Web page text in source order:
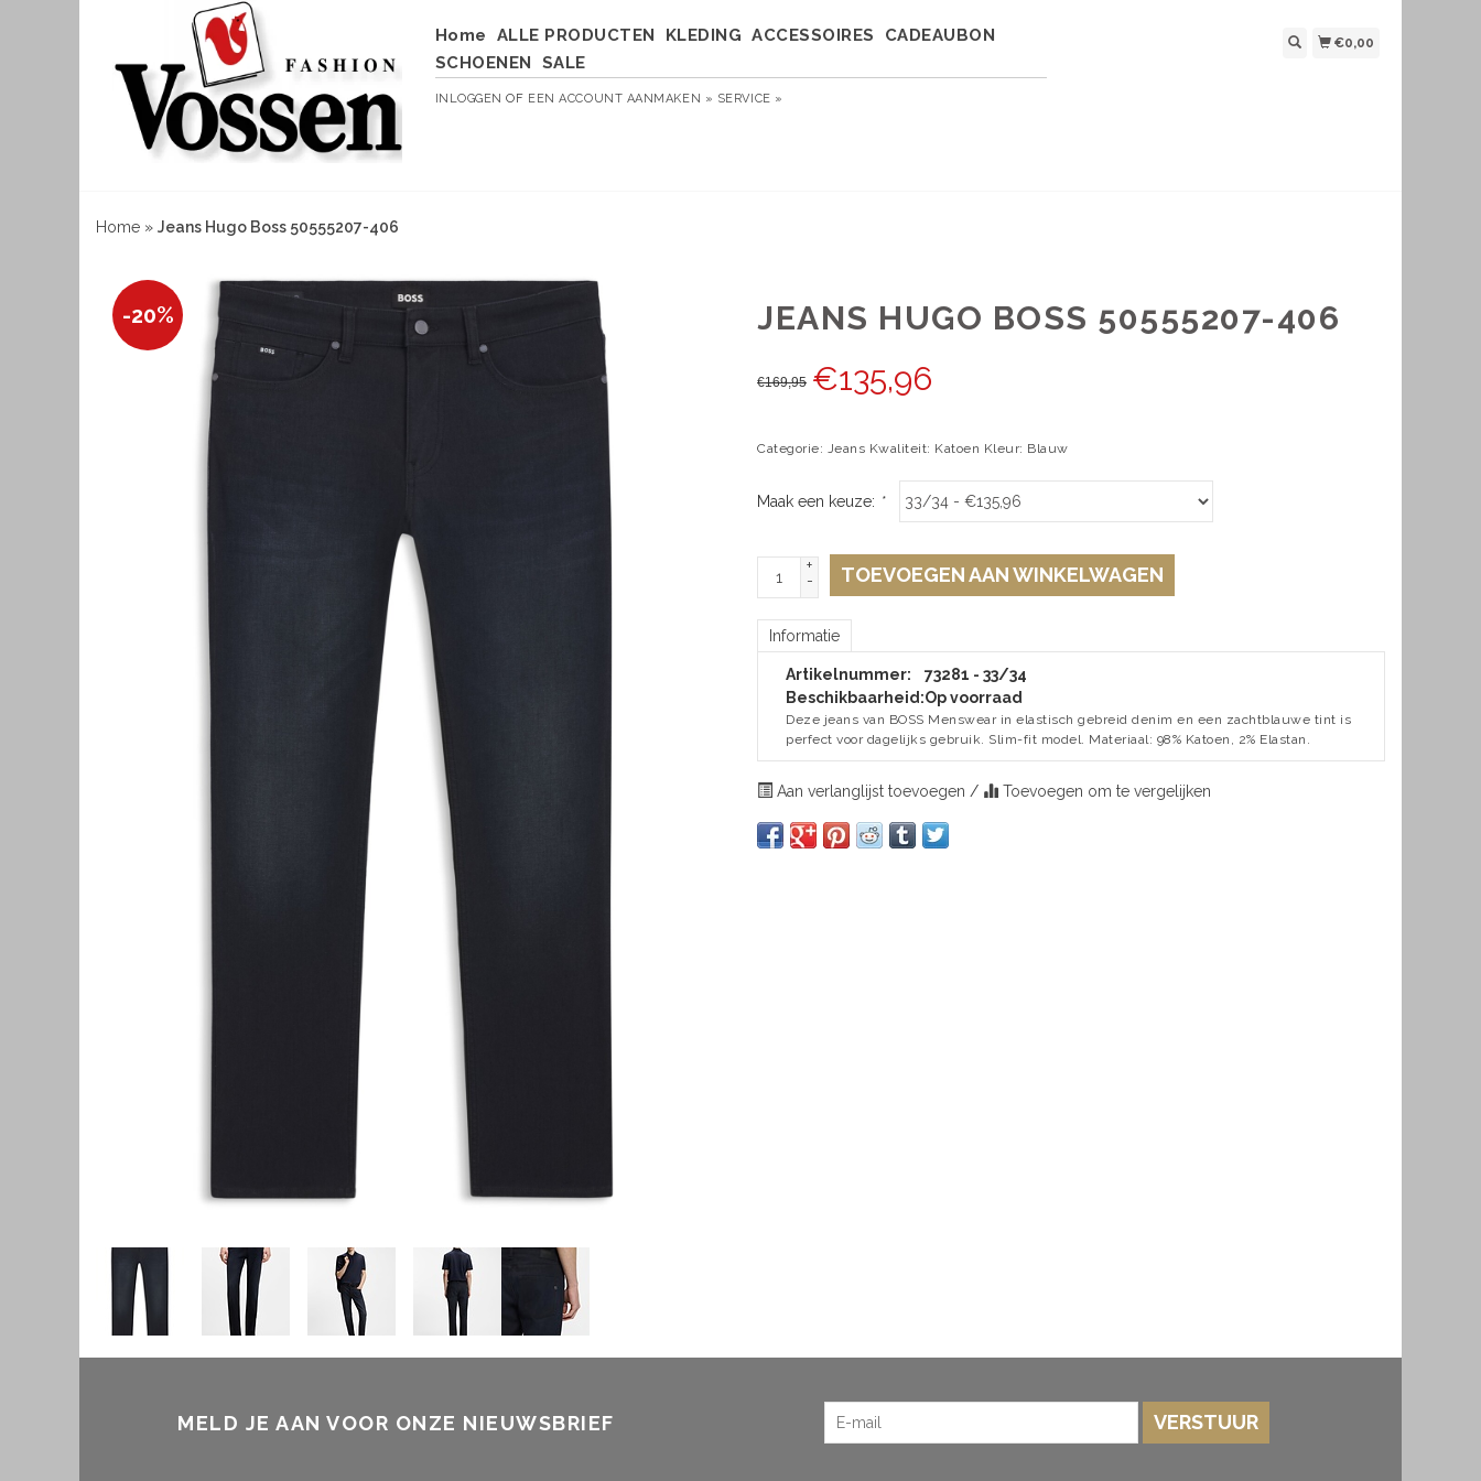
Home ALLE PRODUCTEN KLEDING ACCESSOIRES
CADEAUBON
SCHOENEN
SALE
INLOGGEN OF EEN ACCOUNT AANMAKEN » SERVICE »
€0,00
Home » Jeans Hugo Boss 50555207-406
-20% JEANS HUGO BOSS 50555207-406
€169,95 €135,96
Categorie: Jeans Kwaliteit: Katoen Kleur: Blauw
Maak een keuze: *
+
-
TOEVOEGEN AAN WINKELWAGEN
Informatie
Artikelnummer:
73281 - 33/34
Beschikbaarheid:Op voorraad
Deze jeans van BOSS Menswear in elastisch gebreid denim en een zachtblauwe tint is
perfect voor dagelijks gebruik. Slim-fit model. Materiaal: 98% Katoen, 2% Elastan.
Aan verlanglijst toevoegen / Toevoegen om te vergelijken
MELD JE AAN VOOR ONZE NIEUWSBRIEF VERSTUUR